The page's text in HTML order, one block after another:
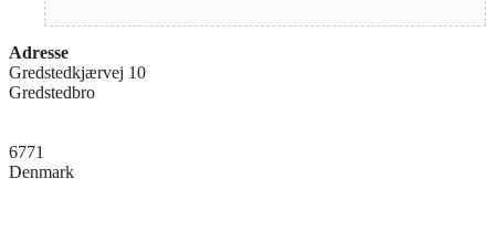
Adresse
Gredstedkjærvej 10
Gredstedbro
6771
Denmark